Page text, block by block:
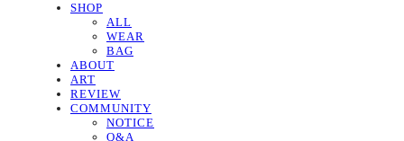
SHOP
ALL
WEAR
BAG
ABOUT
ART
REVIEW
COMMUNITY
NOTICE
Q&A